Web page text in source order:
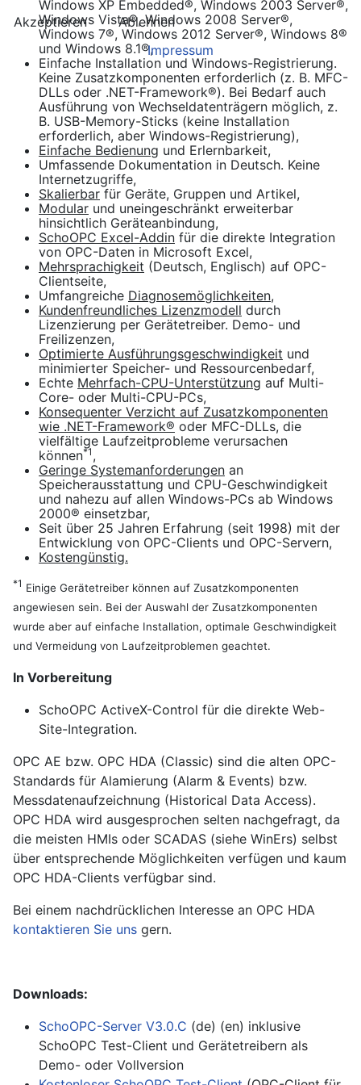
Windows XP Embedded®, Windows 2003 Server®,
Windows Vista®, Windows 2008 Server®,
Windows 7®, Windows 2012 Server®, Windows 8®
und Windows 8.1®,
Einfache Installation und Windows-Registrierung.
Keine Zusatzkomponenten erforderlich (z. B. MFC-
DLLs oder .NET-Framework®). Bei Bedarf auch
Ausführung von Wechseldatenträgern möglich, z.
B. USB-Memory-Sticks (keine Installation
erforderlich, aber Windows-Registrierung),
Einfache Bedienung und Erlernbarkeit,
Umfassende Dokumentation in Deutsch. Keine
Internetzugriffe,
Skalierbar für Geräte, Gruppen und Artikel,
Modular und uneingeschränkt erweiterbar
hinsichtlich Geräteanbindung,
SchoOPC Excel-Addin für die direkte Integration
von OPC-Daten in Microsoft Excel,
Mehrsprachigkeit (Deutsch, Englisch) auf OPC-
Clientseite,
Umfangreiche Diagnosemöglichkeiten,
Kundenfreundliches Lizenzmodell durch
Lizenzierung per Gerätetreiber. Demo- und
Freilizenzen,
Optimierte Ausführungsgeschwindigkeit und
minimierter Speicher- und Ressourcenbedarf,
Echte Mehrfach-CPU-Unterstützung auf Multi-
Core- oder Multi-CPU-PCs,
Konsequenter Verzicht auf Zusatzkomponenten
wie .NET-Framework® oder MFC-DLLs, die
vielfältige Laufzeitprobleme verursachen
können*1 ,
Geringe Systemanforderungen an
Speicherausstattung und CPU-Geschwindigkeit
und nahezu auf allen Windows-PCs ab Windows
2000® einsetzbar,
Seit über 25 Jahren Erfahrung (seit 1998) mit der
Entwicklung von OPC-Clients und OPC-Servern,
Kostengünstig.
*1 Einige Gerätetreiber können auf Zusatzkomponenten
angewiesen sein. Bei der Auswahl der Zusatzkomponenten
wurde aber auf einfache Installation, optimale Geschwindigkeit
und Vermeidung von Laufzeitproblemen geachtet.
In Vorbereitung
SchoOPC ActiveX-Control für die direkte Web-
Site-Integration.
OPC AE bzw. OPC HDA (Classic) sind die alten OPC-
Standards für Alamierung (Alarm & Events) bzw.
Messdatenaufzeichnung (Historical Data Access).
OPC HDA wird ausgesprochen selten nachgefragt, da
die meisten HMIs oder SCADAS (siehe WinErs) selbst
über entsprechende Möglichkeiten verfügen und kaum
OPC HDA-Clients verfügbar sind.
Bei einem nachdrücklichen Interesse an OPC HDA
kontaktieren Sie uns gern.
Downloads:
SchoOPC-Server V3.0.C (de) (en) inklusive
SchoOPC Test-Client und Gerätetreibern als
Demo- oder Vollversion
Akzeptieren
Ablehnen
Impressum